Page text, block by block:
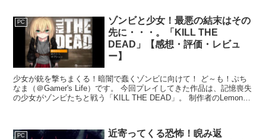
PC
ゾンビと少女！最悪の結末はその
先に・・・。「KILL THE
DEAD」【感想・評価・レビュ
ー】
少女が銃を撃ちまくる！暗闇で蠢くゾンビに向けて！ ど～も！ぷち
なま（＠Gamer's Life）です。 今回プレイしてきた作品は、記憶喪失
の少女がゾンビたちと戦う「KILL THE DEAD」。 制作者のLemonNa
PC
近寄ってくる恐怖！睨み返